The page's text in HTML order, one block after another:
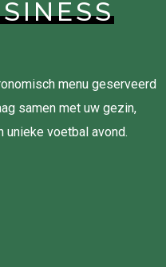
menu geserveerd
samen met uw gezin,
voetbal avond.